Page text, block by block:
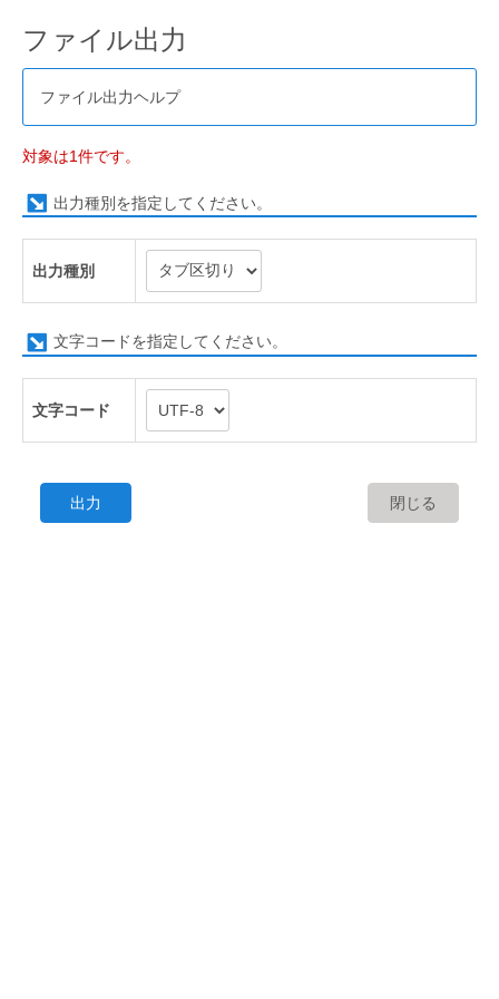
ファイル出力
ファイル出力ヘルプ
対象は1件です。
出力種別を指定してください。
出力種別
文字コードを指定してください。
文字コード